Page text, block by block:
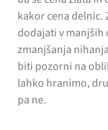
kakor cena delnic.
dodajati v manjših
zmanjšanja
biti pozorni na
lahko hranimo,
pa ne.